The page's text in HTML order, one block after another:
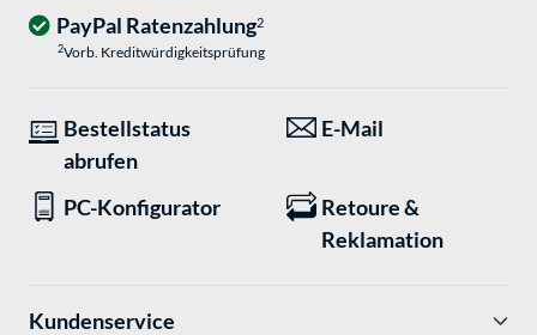
PayPal Ratenzahlung2
2Vorb. Kreditwürdigkeitsprüfung
Bestellstatus
abrufen
E-Mail
PC-Konfigurator
Retoure &
Reklamation
Kundenservice